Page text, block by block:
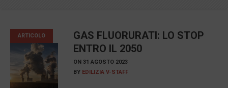
ARTICOLO
GAS FLUORURATI: LO STOP
ENTRO IL 2050
ON 31 AGOSTO 2023
BY EDILIZIA V-STAFF